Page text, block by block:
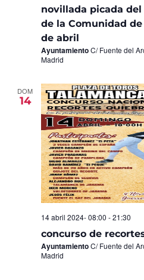
novillada picada
de la Comunidad
de abril
AyuntamientoC/ Fuente del
Madrid
DOM
14
concurso de
14 abril 2024- 08:00 -21:30
AyuntamientoC/ Fuente del
Madrid